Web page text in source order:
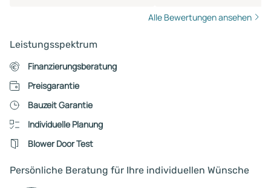
Fibav ab. Tatsächlich wird
Beratern kaum noch
Alle Bewertungen ansehen
Leistungsspektrum
Finanzierungsberatung
Preisgarantie
Bauzeit Garantie
Individuelle Planung
Blower Door Test
Persönliche Beratung für Ihre individuellen Wünsche